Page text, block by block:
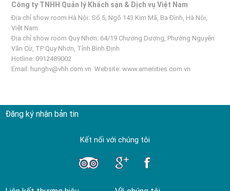
Công ty TNHH Quản lý Khách sạn & Dịch vụ Việt Nam
Địa chỉ show room Hà Nội: Số 5, Ngõ 143 Kim Mã, Ba Đình, Hà Nội,
Việt Nam
Địa chỉ show room Quy Nhơn: 64/19 Chương Dương, Phường Nguyên
Văn Cừ, TP Quy Nhơn, Tỉnh Bình Định
Hotline: 0912489002
Email: hunghv@vhh.com.vn Website:www.amenities.com.vn
Đăng ký nhận bản tin
Kết nối với chúng tôi